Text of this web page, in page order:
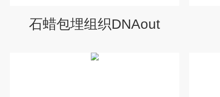
石蜡包埋组织DNAout